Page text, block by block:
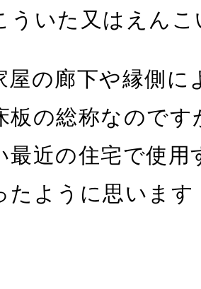
ういた又はえん
屋の廊下や縁側に
板の総称なのです
最近の住宅で使用
たように思います